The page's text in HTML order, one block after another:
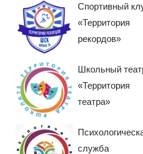
Спортивный
«Территория
рекордов»
Школьный
«Территория
театра»
служба